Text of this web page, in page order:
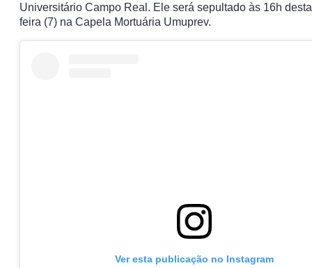
Universitário Campo Real. Ele será sepultado às 16h
feira (7) na Capela Mortuária Umuprev.
Ver esta publicação no Instagram